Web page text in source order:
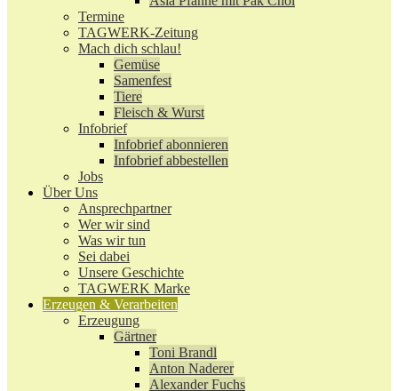
Termine
TAGWERK-Zeitung
Mach dich schlau!
Gemüse
Samenfest
Tiere
Fleisch & Wurst
Infobrief
Infobrief abonnieren
Infobrief abbestellen
Jobs
Über Uns
Ansprechpartner
Wer wir sind
Was wir tun
Sei dabei
Unsere Geschichte
TAGWERK Marke
Erzeugen & Verarbeiten
Erzeugung
Gärtner
Toni Brandl
Anton Naderer
Alexander Fuchs